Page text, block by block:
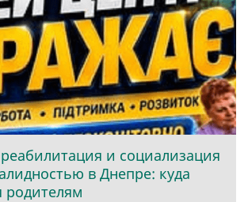
и социализация
в Днепре: куда
родителям